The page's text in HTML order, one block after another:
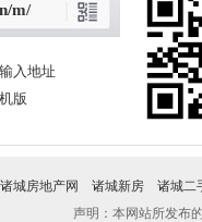
m/
入地址
版
诸城房地产网 诸城新房 诸城二
声明：本网站所发布